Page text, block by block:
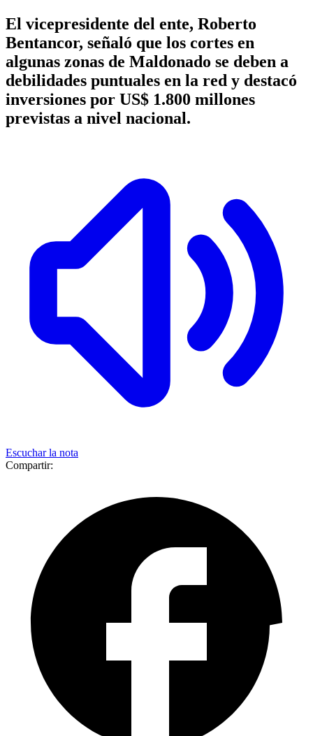
El vicepresidente del ente, Roberto
Bentancor, señaló que los cortes en
algunas zonas de Maldonado se deben a
debilidades puntuales en la red y destacó
inversiones por US$ 1.800 millones
previstas a nivel nacional.
Escuchar la nota
Compartir: